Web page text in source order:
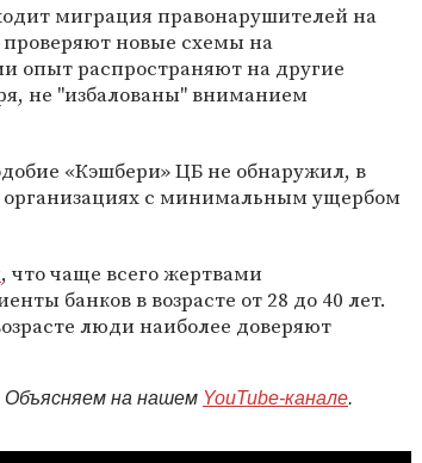
миграция правонарушителей на
новые схемы на
опыт распространяют на другие
не "избалованы" вниманием
«Кэшбери» ЦБ не обнаружил, в
организациях с минимальным ущербом
, что чаще всего жертвами
банков в возрасте от 28 до 40 лет.
люди наиболее доверяют
Объясняем на нашем YouTube-канале.